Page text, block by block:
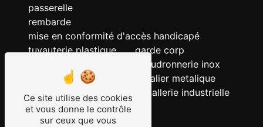
passerelle
rembarde
mise en conformité d'accès handicapé
tuyauterie plastique
chaudronnerie
serrurerie
ERP
tuyauterie
garde corp
chaudronnerie inox
escalier metalique
metallerie industrielle
Ce site utilise des cookies
et vous donne le contrôle
sur ceux que vous